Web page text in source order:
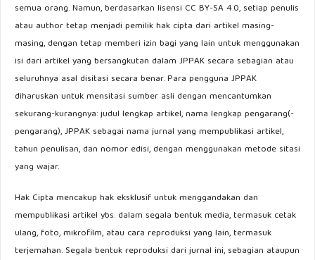
semua orang. Namun, berdasarkan lisensi CC BY-SA 4.0, setiap penulis
atau author tetap menjadi pemilik hak cipta dari artikel masing-
masing, dengan tetap memberi izin bagi yang lain untuk menggunakan
isi dari artikel yang bersangkutan dalam JPPAK secara sebagian atau
seluruhnya asal disitasi secara benar. Para pengguna JPPAK
diharuskan untuk mensitasi sumber asli dengan mencantumkan
sekurang-kurangnya: judul lengkap artikel, nama lengkap pengarang(-
pengarang), JPPAK sebagai nama jurnal yang mempublikasi artikel,
tahun penulisan, dan nomor edisi, dengan menggunakan metode sitasi
yang wajar.
Hak Cipta mencakup hak eksklusif untuk menggandakan dan
mempublikasi artikel ybs. dalam segala bentuk media, termasuk cetak
ulang, foto, mikrofilm, atau cara reproduksi yang lain, termasuk
terjemahan. Segala bentuk reproduksi dari jurnal ini, sebagian ataupun